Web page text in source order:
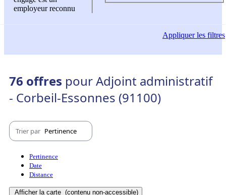
employeur reconnu
Appliquerles filtres
76 offres pour Adjoint administratif
- Corbeil-Essonnes (91100)
Trier par Pertinence
Pertinence
Date
Distance
Afficher la carte (contenu non-accessible)